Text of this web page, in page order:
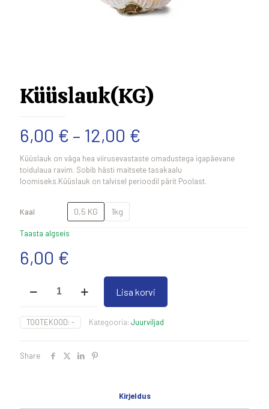
Küüslauk(KG)
6,00 € – 12,00 €
6,00 €
kuni
12,00 €
Küüslauk on väga hea viirusevastaste omadustega igapäevane
toidulaua ravim. Sobib hästi maitsete tasakaalu
loomiseks.Küüslauk on talvisel perioodil pärit Poolast.
Kaal 0,5 KG 1kg
Taasta algseis
6,00 €
kogus
Lisa korvi
TOOTEKOOD: - Kategooria: Juurviljad
Share
Kirjeldus